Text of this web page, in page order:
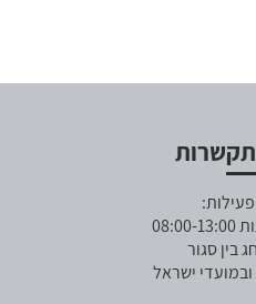
בין סגור
ישראל